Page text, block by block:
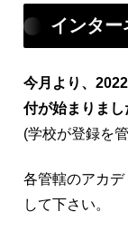
インタ
今月より、
付が始まりまし
(学校が登録を
各管轄のアカ
して下さい。